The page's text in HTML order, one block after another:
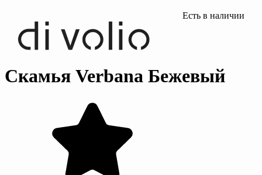
Есть в наличии
Скамья Verbana Бежевый